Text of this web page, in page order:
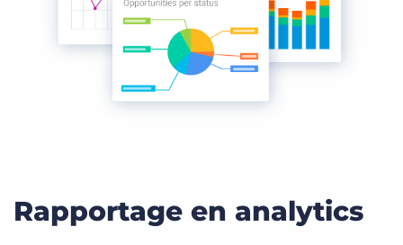
Rapportage en analytics